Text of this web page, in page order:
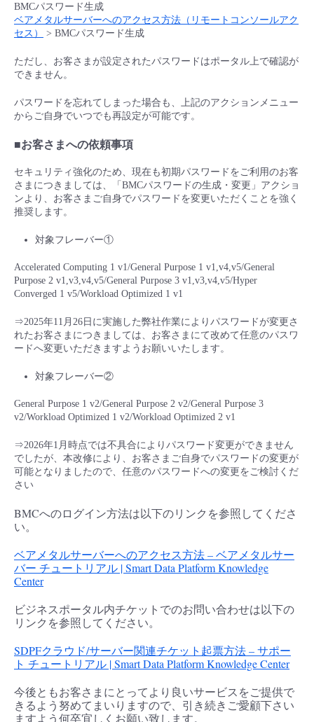
BMCパスワード生成
ベアメタルサーバーへのアクセス方法（リモートコンソールアク
セス）
> BMCパスワード生成
ただし、お客さまが設定されたパスワードはポータル上で確認が
できません。
パスワードを忘れてしまった場合も、上記のアクションメニュー
からご自身でいつでも再設定が可能です。
■お客さまへの依頼事項
セキュリティ強化のため、現在も初期パスワードをご利用のお客
さまにつきましては、「BMCパスワードの生成・変更」アクショ
ンより、お客さまご自身でパスワードを変更いただくことを強く
推奨します。
対象フレーバー①
Accelerated Computing 1 v1/General Purpose 1 v1,v4,v5/General
Purpose 2 v1,v3,v4,v5/General Purpose 3 v1,v3,v4,v5/Hyper
Converged 1 v5/Workload Optimized 1 v1
⇒2025年11月26日に実施した弊社作業によりパスワードが変更さ
れたお客さまにつきましては、お客さまにて改めて任意のパスワ
ードへ変更いただきますようお願いいたします。
対象フレーバー②
General Purpose 1 v2/General Purpose 2 v2/General Purpose 3
v2/Workload Optimized 1 v2/Workload Optimized 2 v1
⇒2026年1月時点では不具合によりパスワード変更ができません
でしたが、本改修により、お客さまご自身でパスワードの変更が
可能となりましたので、任意のパスワードへの変更をご検討くだ
さい
BMCへのログイン方法は以下のリンクを参照してくださ
い。
ベアメタルサーバーへのアクセス方法 – ベアメタルサー
バー チュートリアル | Smart Data Platform Knowledge
Center
ビジネスポータル内チケットでのお問い合わせは以下の
リンクを参照してください。
SDPFクラウド/サーバー関連チケット起票方法 – サポー
ト チュートリアル | Smart Data Platform Knowledge Center
今後ともお客さまにとってより良いサービスをご提供で
きるよう努めてまいりますので、引き続きご愛顧下さい
ますよう何卒宜しくお願い致します。